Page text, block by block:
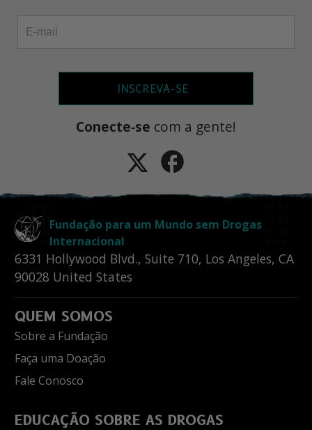
INSCREVA-SE
Conecte‑se com a gente!
Fundação para um Mundo sem Drogas
Internacional
6331 Hollywood Blvd., Suite 710, Los Angeles, CA
90028 United States
QUEM SOMOS
Sobre a Fundação
Faça uma Doação
Fale Conosco
EDUCAÇÃO SOBRE AS DROGAS